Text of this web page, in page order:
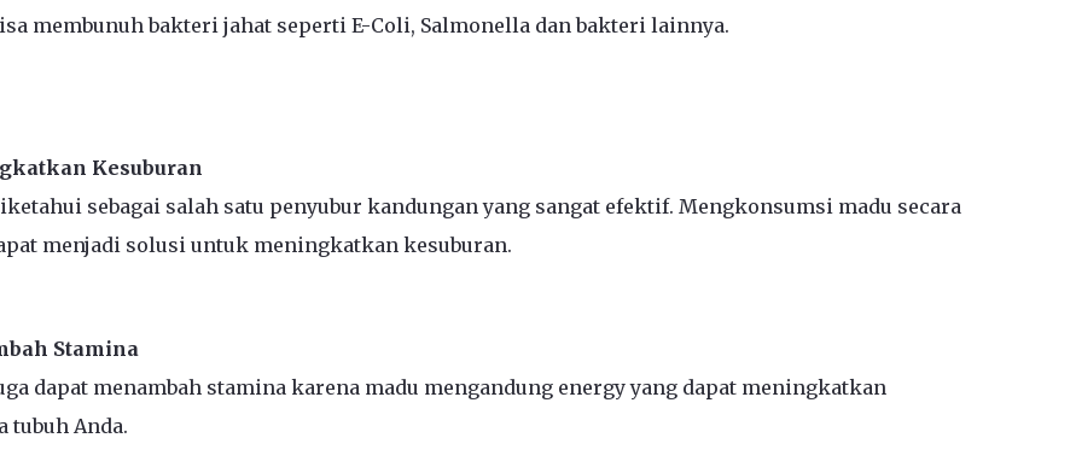
membunuh bakteri jahat seperti E-Coli, Salmonella dan bakteri lainnya.
Kesuburan
sebagai salah satu penyubur kandungan yang sangat efektif. Mengkonsumsi madu secara
menjadi solusi untuk meningkatkan kesuburan.
Stamina
dapat menambah stamina karena madu mengandung energy yang dapat meningkatkan
tubuh Anda.